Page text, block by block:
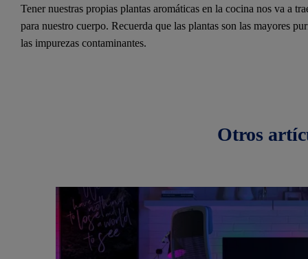
Tener nuestras propias plantas aromáticas en la cocina nos va a
para nuestro cuerpo. Recuerda que las plantas son las mayores
las impurezas contaminantes.
Otros